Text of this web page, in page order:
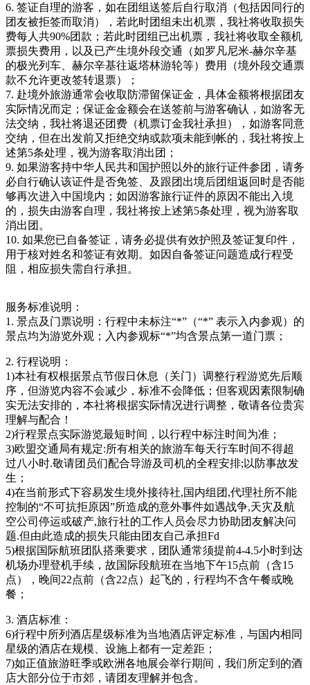
6. 签证自理的游客，如在团组送签后自行取消（包括因同行的
团友被拒签而取消），若此时团组未出机票，我社将收取损失
费每人共90%团款；若此时团组已出机票，我社将收取全额机
票损失费用，以及已产生境外段交通（如罗凡尼米-赫尔辛基
的极光列车、赫尔辛基往返塔林游轮等）费用（境外段交通票
款不允许更改签转退票）；
7. 赴境外旅游通常会收取防滞留保证金，具体金额将根据团友
实际情况而定；保证金金额会在送签前与游客确认，如游客无
法交纳，我社将退还团费（机票订金我社承担），如游客同意
交纳，但在出发前又拒绝交纳或款项未能到帐的，我社将按上
述第5条处理，视为游客取消出团；
9. 如果游客持中华人民共和国护照以外的旅行证件参团，请务
必自行确认该证件是否免签、及跟团出境后团组返回时是否能
够再次进入中国境内；如因游客旅行证件的原因不能出入境
的，损失由游客自理，我社将按上述第5条处理，视为游客取
消出团。
10. 如果您已自备签证，请务必提供有效护照及签证复印件，
用于核对姓名和签证有效期。如因自备签证问题造成行程受
阻，相应损失需自行承担。
服务标准说明：
1. 景点及门票说明：行程中未标注“*”（“*” 表示入内参观）的
景点均为游览外观；入内参观标“*”均含景点第一道门票；
2. 行程说明：
1)本社有权根据景点节假日休息（关门）调整行程游览先后顺
序，但游览内容不会减少，标准不会降低；但客观因素限制确
实无法安排的，本社将根据实际情况进行调整，敬请各位贵宾
理解与配合！
2)行程景点实际游览最短时间，以行程中标注时间为准；
3)欧盟交通局有规定:所有相关的旅游车每天行车时间不得超
过八小时.敬请团员们配合导游及司机的全程安排;以防事故发
生；
4)在当前形式下容易发生境外接待社,国内组团,代理社所不能
控制的“不可抗拒原因”所造成的意外事件如遇战争,天灾及航
空公司停运或破产,旅行社的工作人员会尽力协助团友解决问
题.但由此造成的损失只能由团友自己承担Fd
5)根据国际航班团队搭乘要求，团队通常须提前4-4.5小时到达
机场办理登机手续，故国际段航班在当地下午15点前（含15
点），晚间22点前（含22点）起飞的，行程均不含午餐或晚
餐；
3. 酒店标准：
6)行程中所列酒店星级标准为当地酒店评定标准，与国内相同
星级的酒店在规模、设施上都有一定差距；
7)如正值旅游旺季或欧洲各地展会举行期间，我们所定到的酒
店大部分位于市郊，请团友理解并包含。